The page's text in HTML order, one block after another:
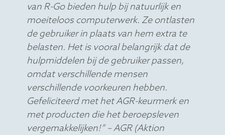
van R-Go bieden hulp bij natuurlijk en
moeiteloos computerwerk. Ze ontlasten
de gebruiker in plaats van hem extra te
belasten. Het is vooral belangrijk dat de
hulpmiddelen bij de gebruiker passen,
omdat verschillende mensen
verschillende voorkeuren hebben.
Gefeliciteerd met het AGR-keurmerk en
met producten die het beroepsleven
vergemakkelijken!” – AGR (Aktion